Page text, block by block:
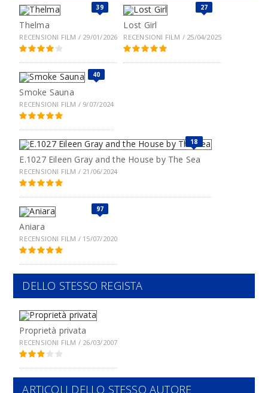
39
Thelma
RECENSIONI FILM / 29/01/2026
27
Lost Girl
RECENSIONI FILM / 25/04/2025
40
Smoke Sauna
RECENSIONI FILM / 9/07/2024
18
E.1027 Eileen Gray and the House by The Sea
RECENSIONI FILM / 21/06/2024
97
Aniara
RECENSIONI FILM / 15/07/2020
DELLO STESSO REGISTA
Proprietà privata
RECENSIONI FILM / 26/03/2007
ARTICOLI DELLO STESSO AUTORE